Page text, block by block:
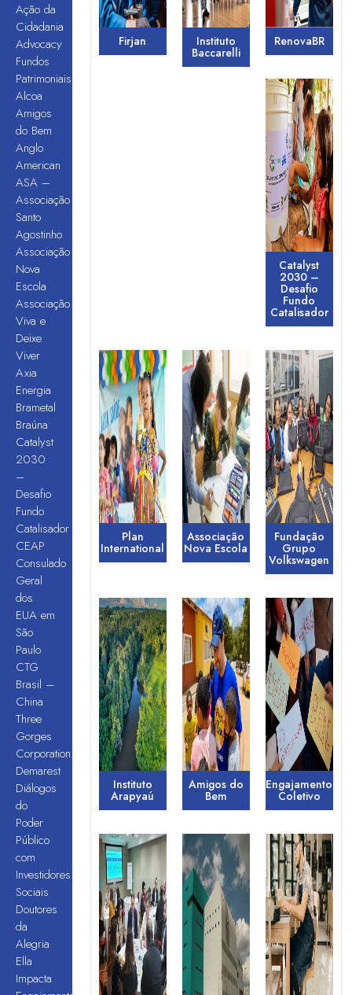
Ação da
Cidadania
Advocacy
Fundos
Patrimoniais
Alcoa
Amigos
do Bem
Anglo
American
ASA –
Associação
Santo
Agostinho
Associação
Nova
Escola
Associação
Viva e
Deixe
Viver
Axia
Energia
Brametal
Braúna
Catalyst
2030
–
Desafio
Fundo
Catalisador
CEAP
Consulado
Geral
dos
EUA em
São
Paulo
CTG
Brasil –
China
Three
Gorges
Corporation
Demarest
Diálogos
do
Poder
Público
com
Investidores
Sociais
Doutores
da
Alegria
Ella
Impacta
Firjan Instituto
Baccarelli
RenovaBR
Catalyst
2030 –
Desafio
Fundo
Catalisador
Plan
International
Associação
Nova Escola
Fundação
Grupo
Volkswagen
Instituto
Arapyaú
Amigos do
Bem
Engajamento
Coletivo